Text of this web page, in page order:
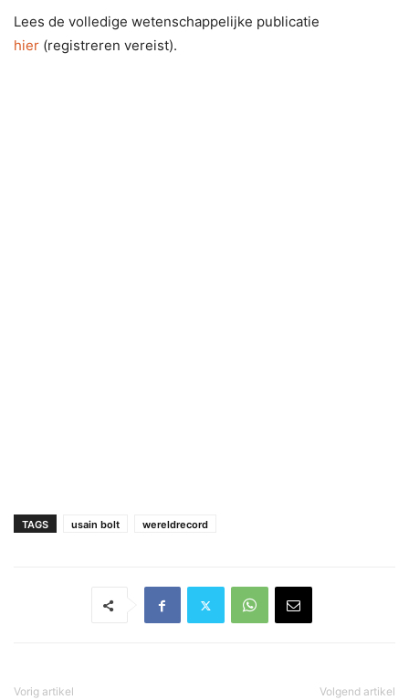
Lees de volledige wetenschappelijke publicatie
hier (registreren vereist).
TAGS usain bolt wereldrecord
Vorig artikel Volgend artikel